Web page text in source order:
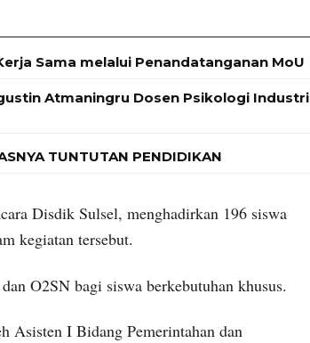
Sama melalui Penandatanganan MoU
Atmaningru Dosen Psikologi Industri
TUNTUTAN PENDIDIKAN
Disdik Sulsel, menghadirkan 196 siswa
kegiatan tersebut.
O2SN bagi siswa berkebutuhan khusus.
Asisten I Bidang Pemerintahan dan